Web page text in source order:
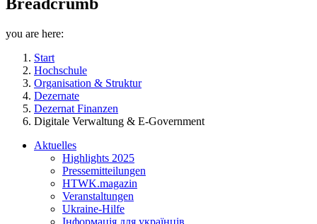
Breadcrumb
you are here:
Start
Hochschule
Organisation & Struktur
Dezernate
Dezernat Finanzen
Digitale Verwaltung & E-Government
Aktuelles
Highlights 2025
Pressemitteilungen
HTWK.magazin
Veranstaltungen
Ukraine-Hilfe